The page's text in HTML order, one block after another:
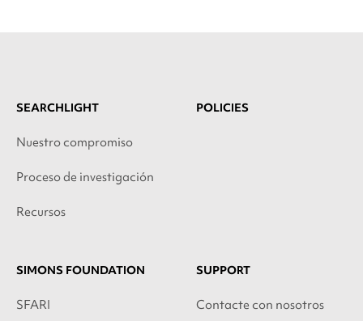
SEARCHLIGHT
Nuestro compromiso
Proceso de investigación
Recursos
POLICIES
SIMONS FOUNDATION
SFARI
SUPPORT
Contacte con nosotros